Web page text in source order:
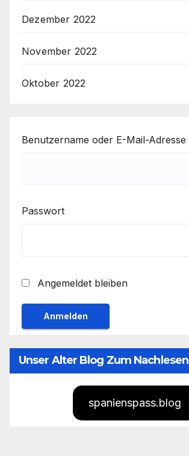
Dezember 2022
November 2022
Oktober 2022
Benutzername oder E-Mail-Adresse
Passwort
Angemeldet bleiben
Unser Alter Blog Zum Nachlesen
spanienspass.blog